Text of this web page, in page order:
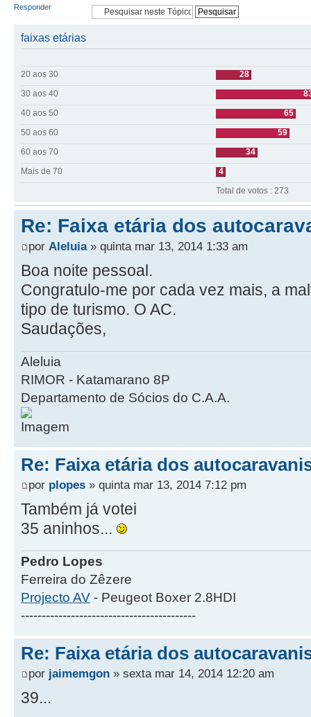
Responder
faixas etárias
20 aos 30
28
30 aos 40
40 aos 50
65
50 aos 60
59
60 aos 70
34
Mais de 70
4
Total de votos : 273
Re: Faixa etária dos
por Aleluia» quinta mar 13, 2014 1:33 am
Boa noite pessoal.
Congratulo-me por cada vez mais, a
tipo de turismo. O AC.
Saudações,
Aleluia
RIMOR - Katamarano 8P
Departamento de Sócios do C.A.A.
Re: Faixa etária dos
por plopes » quinta mar 13, 2014 7:12 pm
Também já votei
35 aninhos...
Pedro Lopes
Ferreira do Zêzere
Projecto AV - Peugeot Boxer 2.8HDI
------------------------------------------
Re: Faixa etária dos
por jaimemgon » sexta mar 14, 2014 12:20 am
39...